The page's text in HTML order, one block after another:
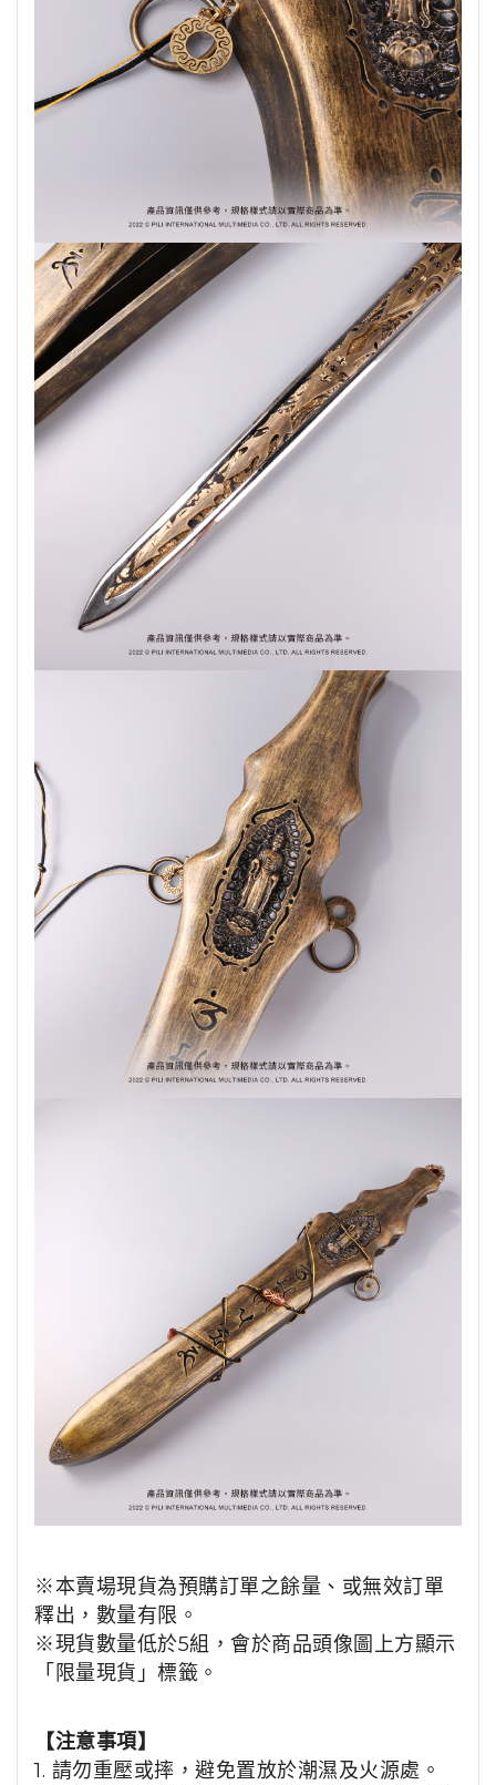
※本賣場現貨為預購訂單之餘量、或無效訂單
釋出，數量有限。
※現貨數量低於5組，會於商品頭像圖上方顯示
「限量現貨」標籤。
【注意事項】
1. 請勿重壓或摔，避免置放於潮濕及火源處。